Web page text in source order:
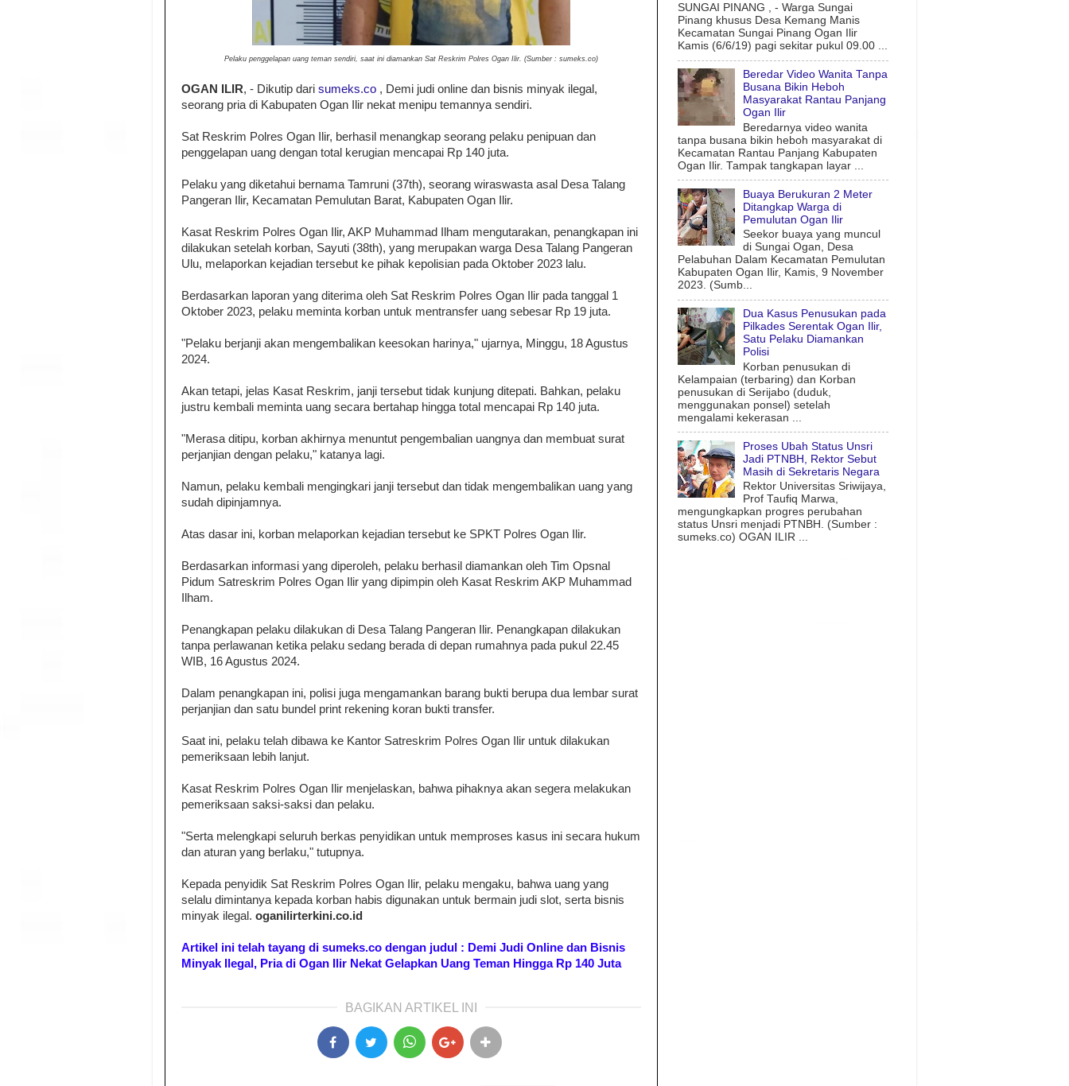
Pelaku penggelapan uang teman sendiri, saat ini diamankan Sat Reskrim Polres Ogan Ilir. (Sumber : sumeks.co)
OGAN ILIR, - Dikutip dari sumeks.co , Demi judi online dan bisnis minyak ilegal,
seorang pria di Kabupaten Ogan Ilir nekat menipu temannya sendiri.
Sat Reskrim Polres Ogan Ilir, berhasil menangkap seorang pelaku penipuan dan
penggelapan uang dengan total kerugian mencapai Rp 140 juta.
Pelaku yang diketahui bernama Tamruni (37th), seorang wiraswasta asal Desa Talang
Pangeran Ilir, Kecamatan Pemulutan Barat, Kabupaten Ogan Ilir.
Kasat Reskrim Polres Ogan Ilir, AKP Muhammad Ilham mengutarakan, penangkapan ini
dilakukan setelah korban, Sayuti (38th), yang merupakan warga Desa Talang Pangeran
Ulu, melaporkan kejadian tersebut ke pihak kepolisian pada Oktober 2023 lalu.
Berdasarkan laporan yang diterima oleh Sat Reskrim Polres Ogan Ilir pada tanggal 1
Oktober 2023, pelaku meminta korban untuk mentransfer uang sebesar Rp 19 juta.
"Pelaku berjanji akan mengembalikan keesokan harinya," ujarnya, Minggu, 18 Agustus
2024.
Akan tetapi, jelas Kasat Reskrim, janji tersebut tidak kunjung ditepati. Bahkan, pelaku
justru kembali meminta uang secara bertahap hingga total mencapai Rp 140 juta.
"Merasa ditipu, korban akhirnya menuntut pengembalian uangnya dan membuat surat
perjanjian dengan pelaku," katanya lagi.
Namun, pelaku kembali mengingkari janji tersebut dan tidak mengembalikan uang yang
sudah dipinjamnya.
Atas dasar ini, korban melaporkan kejadian tersebut ke SPKT Polres Ogan Ilir.
Berdasarkan informasi yang diperoleh, pelaku berhasil diamankan oleh Tim Opsnal
Pidum Satreskrim Polres Ogan Ilir yang dipimpin oleh Kasat Reskrim AKP Muhammad
Ilham.
Penangkapan pelaku dilakukan di Desa Talang Pangeran Ilir. Penangkapan dilakukan
tanpa perlawanan ketika pelaku sedang berada di depan rumahnya pada pukul 22.45
WIB, 16 Agustus 2024.
Dalam penangkapan ini, polisi juga mengamankan barang bukti berupa dua lembar surat
perjanjian dan satu bundel print rekening koran bukti transfer.
Saat ini, pelaku telah dibawa ke Kantor Satreskrim Polres Ogan Ilir untuk dilakukan
pemeriksaan lebih lanjut.
Kasat Reskrim Polres Ogan Ilir menjelaskan, bahwa pihaknya akan segera melakukan
pemeriksaan saksi-saksi dan pelaku.
"Serta melengkapi seluruh berkas penyidikan untuk memproses kasus ini secara hukum
dan aturan yang berlaku," tutupnya.
Kepada penyidik Sat Reskrim Polres Ogan Ilir, pelaku mengaku, bahwa uang yang
selalu dimintanya kepada korban habis digunakan untuk bermain judi slot, serta bisnis
minyak ilegal. oganilirterkini.co.id
Artikel ini telah tayang di sumeks.co dengan judul : Demi Judi Online dan Bisnis
Minyak Ilegal, Pria di Ogan Ilir Nekat Gelapkan Uang Teman Hingga Rp 140 Juta
BAGIKAN ARTIKEL INI
SUNGAI PINANG , - Warga Sungai
Pinang khusus Desa Kemang Manis
Kecamatan Sungai Pinang Ogan Ilir
Kamis (6/6/19) pagi sekitar pukul 09.00 ...
Beredar Video Wanita Tanpa
Busana Bikin Heboh
Masyarakat Rantau Panjang
Ogan Ilir
Beredarnya video wanita
tanpa busana bikin heboh masyarakat di
Kecamatan Rantau Panjang Kabupaten
Ogan Ilir. Tampak tangkapan layar ...
Buaya Berukuran 2 Meter
Ditangkap Warga di
Pemulutan Ogan Ilir
Seekor buaya yang muncul
di Sungai Ogan, Desa
Pelabuhan Dalam Kecamatan Pemulutan
Kabupaten Ogan Ilir, Kamis, 9 November
2023. (Sumb...
Dua Kasus Penusukan pada
Pilkades Serentak Ogan Ilir,
Satu Pelaku Diamankan
Polisi
Korban penusukan di
Kelampaian (terbaring) dan Korban
penusukan di Serijabo (duduk,
menggunakan ponsel) setelah
mengalami kekerasan ...
Proses Ubah Status Unsri
Jadi PTNBH, Rektor Sebut
Masih di Sekretaris Negara
Rektor Universitas Sriwijaya,
Prof Taufiq Marwa,
mengungkapkan progres perubahan
status Unsri menjadi PTNBH. (Sumber :
sumeks.co) OGAN ILIR ...